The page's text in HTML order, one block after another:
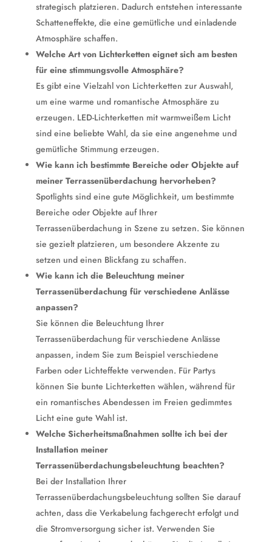
strategisch platzieren. Dadurch entstehen interessante
Schatteneffekte, die eine gemütliche und einladende
Atmosphäre schaffen.
Welche Art von Lichterketten eignet sich am besten
für eine stimmungsvolle Atmosphäre?
Es gibt eine Vielzahl von Lichterketten zur Auswahl,
um eine warme und romantische Atmosphäre zu
erzeugen. LED-Lichterketten mit warmweißem Licht
sind eine beliebte Wahl, da sie eine angenehme und
gemütliche Stimmung erzeugen.
Wie kann ich bestimmte Bereiche oder Objekte auf
meiner Terrassenüberdachung hervorheben?
Spotlights sind eine gute Möglichkeit, um bestimmte
Bereiche oder Objekte auf Ihrer
Terrassenüberdachung in Szene zu setzen. Sie können
sie gezielt platzieren, um besondere Akzente zu
setzen und einen Blickfang zu schaffen.
Wie kann ich die Beleuchtung meiner
Terrassenüberdachung für verschiedene Anlässe
anpassen?
Sie können die Beleuchtung Ihrer
Terrassenüberdachung für verschiedene Anlässe
anpassen, indem Sie zum Beispiel verschiedene
Farben oder Lichteffekte verwenden. Für Partys
können Sie bunte Lichterketten wählen, während für
ein romantisches Abendessen im Freien gedimmtes
Licht eine gute Wahl ist.
Welche Sicherheitsmaßnahmen sollte ich bei der
Installation meiner
Terrassenüberdachungsbeleuchtung beachten?
Bei der Installation Ihrer
Terrassenüberdachungsbeleuchtung sollten Sie darauf
achten, dass die Verkabelung fachgerecht erfolgt und
die Stromversorgung sicher ist. Verwenden Sie